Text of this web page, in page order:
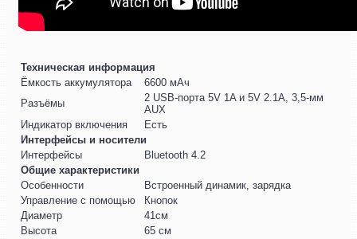
Техническая информация
Ёмкость аккумулятора
6600 мАч
Разъёмы
2 USB-порта 5V 1A и 5V 2.1A, 3,5-мм
AUX
Индикатор включения
Есть
Интерфейсы и носители
Интерфейсы
Bluetooth 4.2
Общие характеристики
Особенности
Встроенный динамик, зарядка
Управление с помощью
Кнопок
Диаметр
41см
Высота
65 см